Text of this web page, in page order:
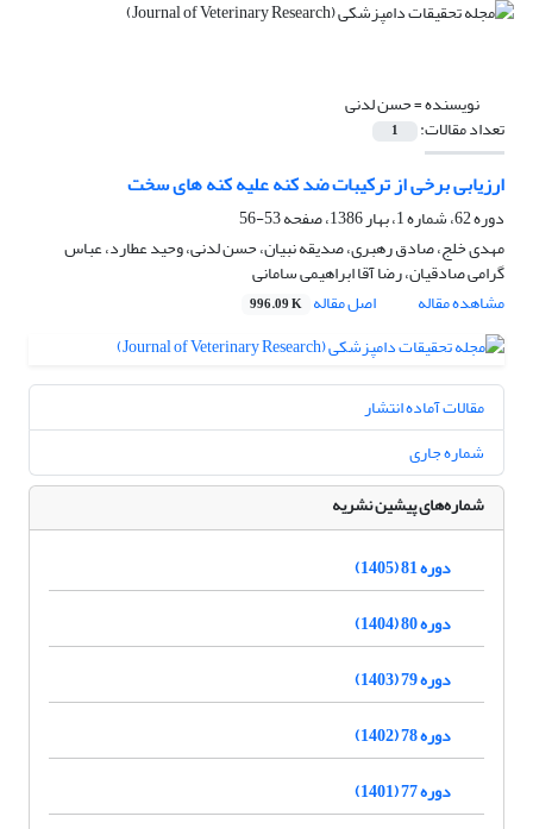
نویسنده =حسن لدنی
تعداد مقالات: 1
ارزیابی برخی از ترکیبات ضد کنه علیه کنه های سخت
دوره 62، شماره 1، بهار 1386، صفحه
53-56
مهدی خلج، صادق رهبری، صدیقه نبیان، حسن لدنی، وحید عطارد، عباس
گرامی صادقیان، رضا آقا ابراهیمی سامانی
مشاهده مقاله
اصل مقاله 996.09 K
مقالات آماده انتشار
شماره جاری
شماره‌های پیشین نشریه
دوره 81 (1405)
دوره 80 (1404)
دوره 79 (1403)
دوره 78 (1402)
دوره 77 (1401)